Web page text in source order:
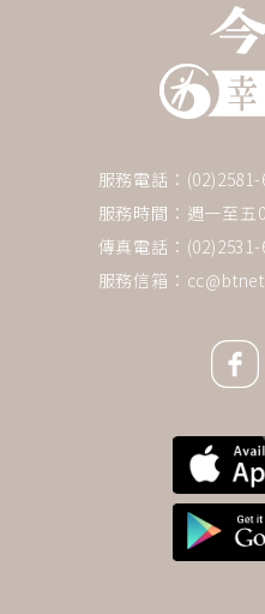
服務電話：(02)2581-
服務時間：週一至五
傳真電話：(02)2531-
服務信箱：